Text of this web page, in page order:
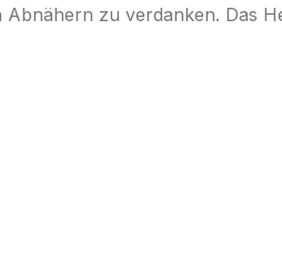
zu verdanken. Das